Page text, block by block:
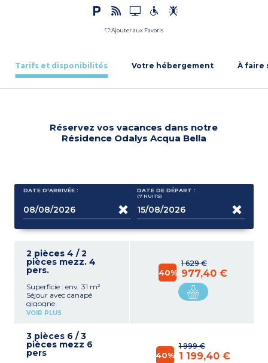
Ajouter aux Favoris
Tarifs et disponibilités Votre hébergement À faire
Réservez vos vacances dans notre
Résidence Odalys Acqua Bella
DATE D'ARRIVÉE : DATE DE DÉPART :
(7 NUITS)
2 pièces 4 / 2
pièces mezz. 4
pers.
Superficie : env. 31 m²
Séjour avec canapé
gigogne
Chambre avec 1 lit double
(réfrigérateur, plaque
vitrocéramique, micro-
ondes, lave-vaisselle)
VOIR PLUS
1 629 €
40% 977,40 €
3 pièces 6 / 3
pièces mezz 6
pers
1 999 €
40% 1 199,40 €